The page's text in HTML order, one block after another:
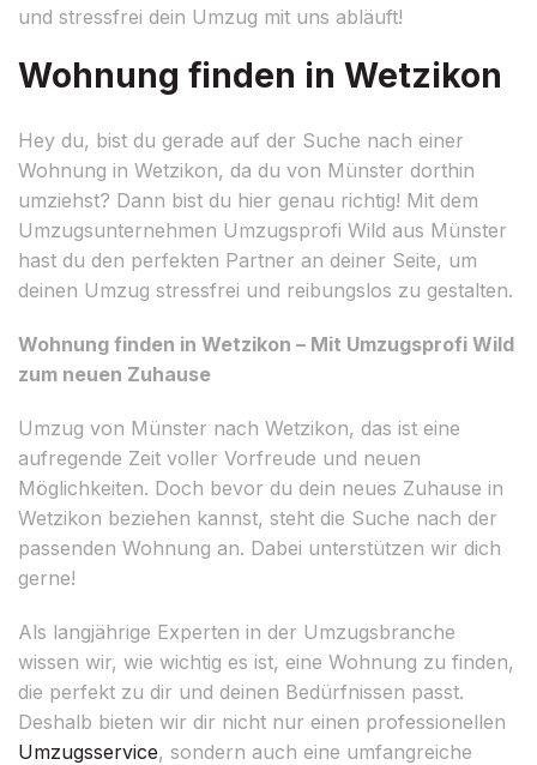
und stressfrei dein Umzug mit uns abläuft!
Wohnung finden in Wetzikon
Hey du, bist du gerade auf der Suche nach einer
Wohnung in Wetzikon, da du von Münster dorthin
umziehst? Dann bist du hier genau richtig! Mit dem
Umzugsunternehmen Umzugsprofi Wild aus Münster
hast du den perfekten Partner an deiner Seite, um
deinen Umzug stressfrei und reibungslos zu gestalten.
Wohnung finden in Wetzikon – Mit Umzugsprofi Wild
zum neuen Zuhause
Umzug von Münster nach Wetzikon, das ist eine
aufregende Zeit voller Vorfreude und neuen
Möglichkeiten. Doch bevor du dein neues Zuhause in
Wetzikon beziehen kannst, steht die Suche nach der
passenden Wohnung an. Dabei unterstützen wir dich
gerne!
Als langjährige Experten in der Umzugsbranche
wissen wir, wie wichtig es ist, eine Wohnung zu finden,
die perfekt zu dir und deinen Bedürfnissen passt.
Deshalb bieten wir dir nicht nur einen professionellen
Umzugsservice, sondern auch eine umfangreiche